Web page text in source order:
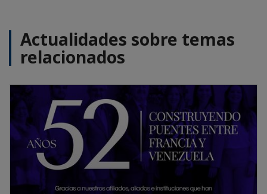
Actualidades sobre temas
relacionados